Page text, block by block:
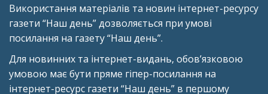
Використання матеріалів та новин інтернет-ресурсу
газети “Наш день” дозволяється при умові
посилання на газету “Наш день”.
Для новинних та інтернет-видань, обов’язковою
умовою має бути пряме гіпер-посилання на
інтернет-ресурс газети “Наш день” в першому